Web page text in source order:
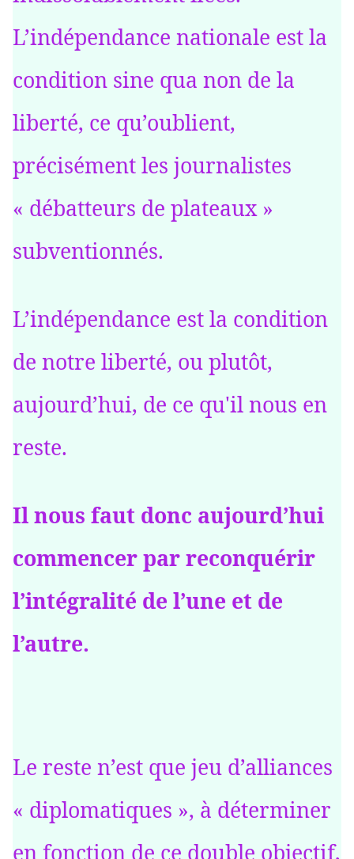
L’indépendance nationale est la
condition sine qua non de la
liberté, ce qu’oublient,
précisément les journalistes
« débatteurs de plateaux »
subventionnés.
L’indépendance est la condition
de notre liberté, ou plutôt,
aujourd’hui, de ce qu'il nous en
reste.
Il nous faut donc aujourd’hui
commencer par reconquérir
l’intégralité de l’une et de
l’autre.
Le reste n’est que jeu d’alliances
« diplomatiques », à déterminer
en fonction de ce double objectif,